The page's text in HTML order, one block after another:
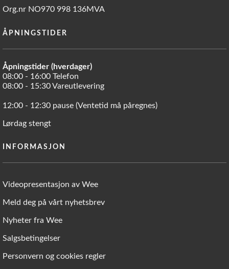
Org.nr NO970 998 136MVA
ÅPNINGSTIDER
Åpningstider (hverdager)
08:00 - 16:00 Telefon
08:00 - 15:30 Vareutlevering
12:00 - 12:30 pause (Ventetid må påregnes)
Lørdag stengt
INFORMASJON
Videopresentasjon av Wee
Meld deg på vårt nyhetsbrev
Nyheter fra Wee
Salgsbetingelser
Personvern og cookies regler